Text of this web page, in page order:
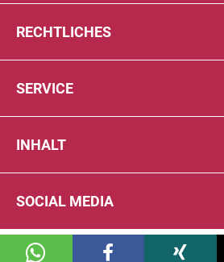
RECHTLICHES
SERVICE
INHALT
SOCIAL MEDIA
© 2026 DIE PTA IN DER APOTHEKE